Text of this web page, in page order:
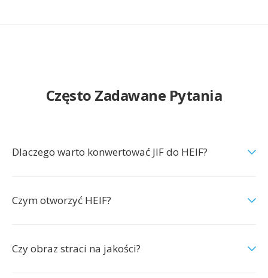
Często Zadawane Pytania
Dlaczego warto konwertować JIF do HEIF?
Czym otworzyć HEIF?
Czy obraz straci na jakości?